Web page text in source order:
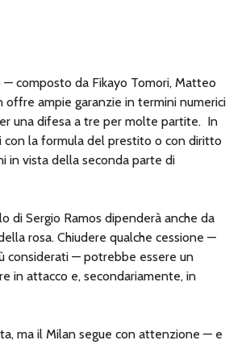
composto da Fikayo Tomori, Matteo
offre ampie garanzie in termini numerici
una difesa a tre per molte partite. In
la formula del prestito o con diritto
in vista della seconda parte di
di Sergio Ramos dipenderà anche da
rosa. Chiudere qualche cessione —
considerati — potrebbe essere un
in attacco e, secondariamente, in
ma il Milan segue con attenzione — e